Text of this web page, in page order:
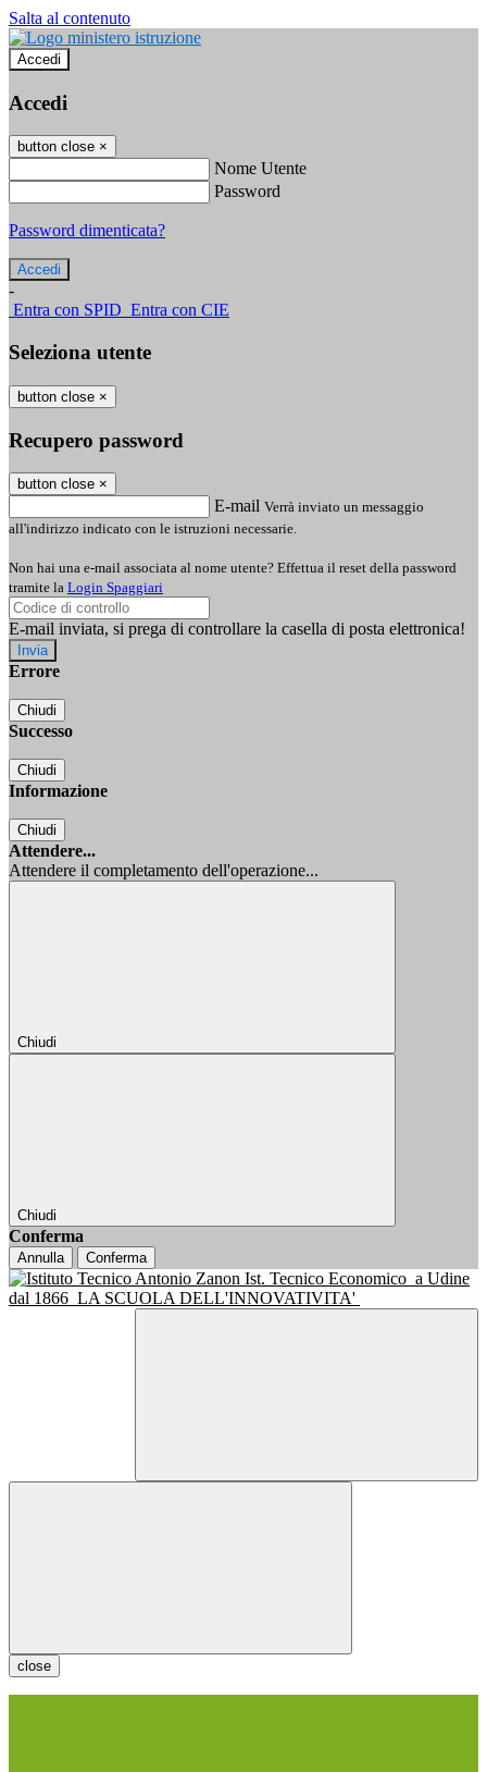
Salta al contenuto
Accedi
Accedi
button close ×
Nome Utente
Password
Password dimenticata?
-
Entra con SPID Entra con CIE
Seleziona utente
button close ×
Recupero password
button close ×
E-mail Verrà inviato un messaggio
all'indirizzo indicato con le istruzioni necessarie.
Non hai una e-mail associata al nome utente? Effettua il reset della password
tramite la Login Spaggiari
E-mail inviata, si prega di controllare la casella di posta elettronica!
Errore
Chiudi
Successo
Chiudi
Informazione
Chiudi
Attendere...
Attendere il completamento dell'operazione...
Chiudi
Chiudi
Conferma
Annulla Conferma
Ist. Tecnico Economico a Udine
dal 1866 LA SCUOLA DELL'INNOVATIVITA'
close